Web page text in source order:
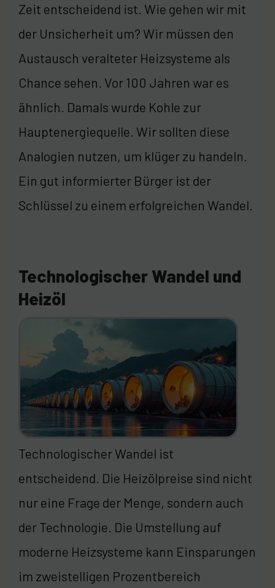
Zeit entscheidend ist. Wie gehen wir mit
der Unsicherheit um? Wir müssen den
Austausch veralteter Heizsysteme als
Chance sehen. Vor 100 Jahren war es
ähnlich. Damals wurde Kohle zur
Hauptenergiequelle. Wir sollten diese
Analogien nutzen, um klüger zu handeln.
Ein gut informierter Bürger ist der
Schlüssel zu einem erfolgreichen Wandel.
Technologischer Wandel und
Heizöl
Technologischer Wandel ist
entscheidend. Die Heizölpreise sind nicht
nur eine Frage der Menge, sondern auch
der Technologie. Die Umstellung auf
moderne Heizsysteme kann Einsparungen
im zweistelligen Prozentbereich